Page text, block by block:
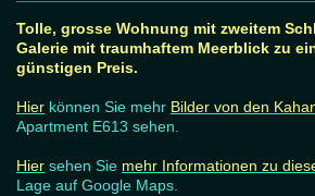
Tolle, grosse Wohnung mit zweitem
Galerie mit traumhaftem Meerblick zu
günstigen Preis.
Hier können Sie mehr Bilder von den
Apartment E613 sehen.
Hier sehen Sie mehr Informationen zu
Lage auf Google Maps.